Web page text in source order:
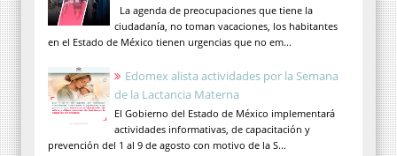
La agenda de preocupaciones que tiene la
ciudadanía, no toman vacaciones, los habitantes
en el Estado de México tienen urgencias que no em...
Edomex alista actividades por la Semana
de la Lactancia Materna
El Gobierno del Estado de México implementará
actividades informativas, de capacitación y
prevención del 1 al 9 de agosto con motivo de la S...